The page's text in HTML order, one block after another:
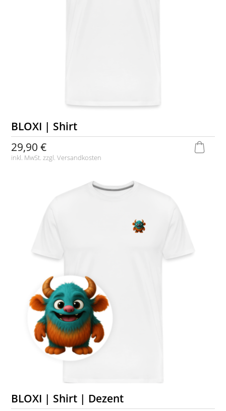
BLOXI | Shirt
29,90 €
inkl. MwSt. zzgl.Versandkosten
BLOXI | Shirt | Dezent